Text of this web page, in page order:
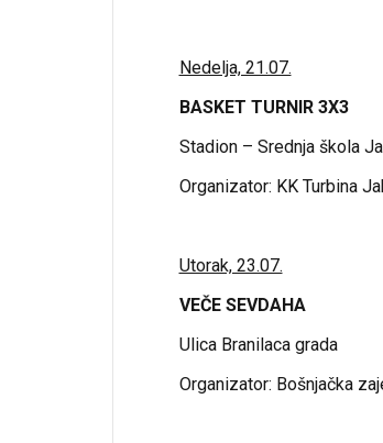
Nedelja, 21.07.
BASKET TURNIR 3X3
Stadion – Srednja škola
Organizator: KK Turbina
Utorak, 23.07.
VEČE SEVDAHA
Ulica Branilaca grada
Organizator: Bošnjačka